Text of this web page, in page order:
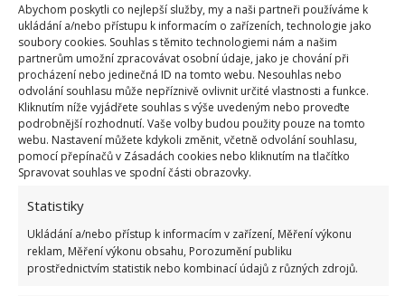
Abychom poskytli co nejlepší služby, my a naši partneři používáme k
ukládání a/nebo přístupu k informacím o zařízeních, technologie jako
soubory cookies. Souhlas s těmito technologiemi nám a našim
partnerům umožní zpracovávat osobní údaje, jako je chování při
procházení nebo jedinečná ID na tomto webu. Nesouhlas nebo
odvolání souhlasu může nepříznivě ovlivnit určité vlastnosti a funkce.
Kliknutím níže vyjádřete souhlas s výše uvedeným nebo proveďte
podrobnější rozhodnutí. Vaše volby budou použity pouze na tomto
webu. Nastavení můžete kdykoli změnit, včetně odvolání souhlasu,
pomocí přepínačů v Zásadách cookies nebo kliknutím na tlačítko
Spravovat souhlas ve spodní části obrazovky.
Statistiky
Ukládání a/nebo přístup k informacím v zařízení, Měření výkonu
reklam, Měření výkonu obsahu, Porozumění publiku
prostřednictvím statistik nebo kombinací údajů z různých zdrojů.
Sušený banán
Banán oloupejte a nakrájejte na tenké plátky. Poté